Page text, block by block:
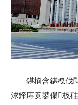
鍖椾含鍖栧伐
浗鍗庤竟鍙傝杈